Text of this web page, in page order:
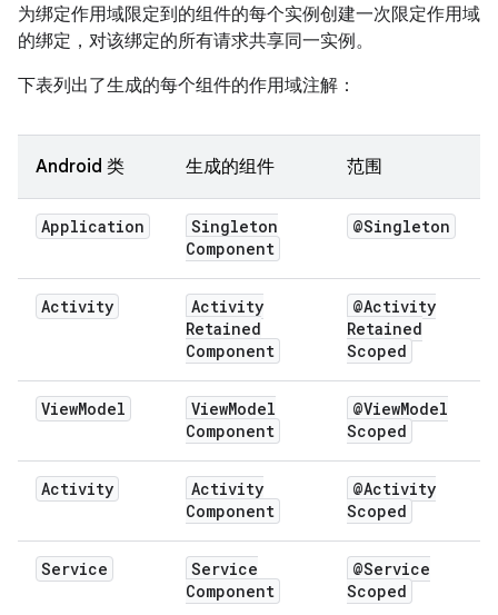
为绑定作用域限定到的组件的每个实例创建一次限定作用域
的绑定，对该绑定的所有请求共享同一实例。
下表列出了生成的每个组件的作用域注解：
Android 类 生成的组件 范围
Application
Singleton
Component
@Singleton
Activity
Activity
Retained
Component
@Activity
Retained
Scoped
ViewModel ViewModel
Component
@ViewModel
Scoped
Activity
Activity
Component
@Activity
Scoped
Service
Service
Component
@Service
Scoped